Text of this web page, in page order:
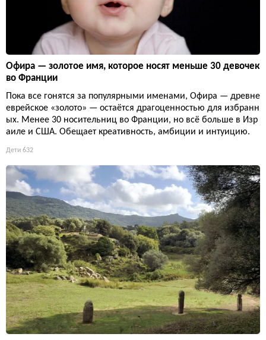
Офира — золотое имя, которое носят меньше 30 девочек
во Франции
Пока все гонятся за популярными именами, Офира — древне
еврейское «золото» — остаётся драгоценностью для избранн
ых. Менее 30 носительниц во Франции, но всё больше в Изр
аиле и США. Обещает креативность, амбиции и интуицию.
Дети 632